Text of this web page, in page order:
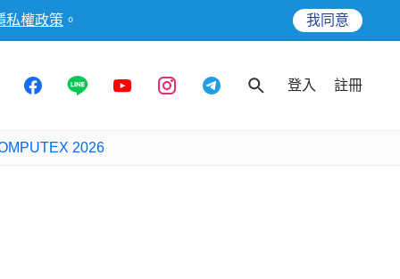
私權政策 。 我同意
登入 註冊
2026